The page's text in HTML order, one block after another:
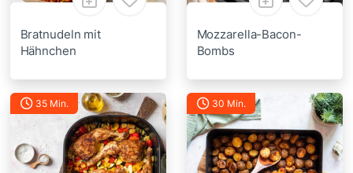
Bratnudeln mit
Hähnchen
Mozzarella-Bacon-
Bombs
35 Min. 30 Min.